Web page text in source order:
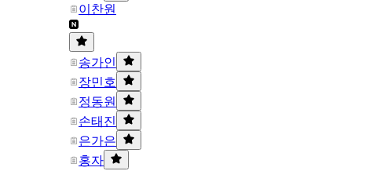
이찬원
송가인
장민호
정동원
손태진
은가은
홍자